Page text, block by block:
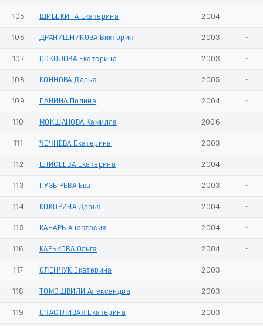
105 ШИБЕКИНА Екатерина 2004 -
106 ДРАНИШНИКОВА Виктория 2003 -
107 СОКОЛОВА Екатерина 2003 -
108 КОННОВА Дарья 2005 -
109 ПАНИНА Полина 2004 -
110 МОКШАНОВА Камилла 2006 -
111 ЧЕЧНЕВА Екатерина 2003 -
112 ЕЛИСЕЕВА Екатерина 2004 -
113 ПУЗЫРЕВА Ева 2003 -
114 КОКОРИНА Дарья 2004 -
115 КАНАРЬ Анастасия 2004 -
116 КАРЬКОВА Ольга 2004 -
117 ОЛЕНЧУК Екатерина 2003 -
118 ТОМОШВИЛИ Александра 2003 -
119 СЧАСТЛИВАЯ Екатерина 2003 -